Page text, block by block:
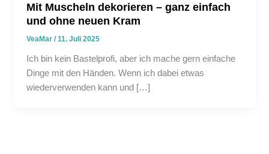
Mit Muscheln dekorieren – ganz einfach
und ohne neuen Kram
VeaMar/11. Juli 2025
Ich bin kein Bastelprofi, aber ich mache gern einfache
Dinge mit den Händen. Wenn ich dabei etwas
wiederverwenden kann und […]